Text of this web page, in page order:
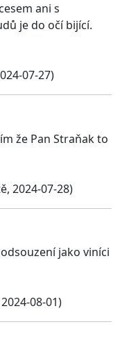
ani s
je do očí bijící.
07-27)
že Pan Straňak to
2024-07-28)
jako viníci
08-01)